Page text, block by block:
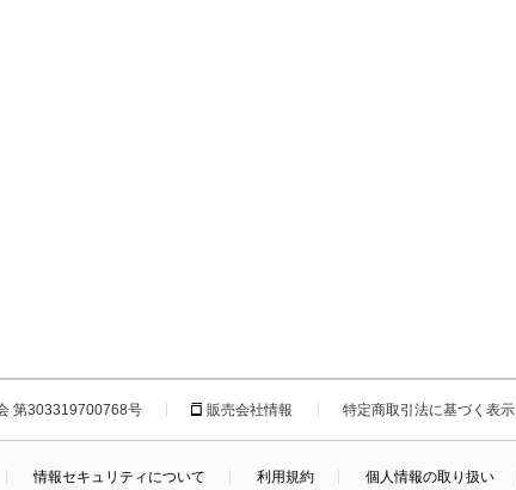
第303319700768号 販売会社情報 特定商取引法に基づく表示
情報セキュリティについて 利用規約 個人情報の取り扱い